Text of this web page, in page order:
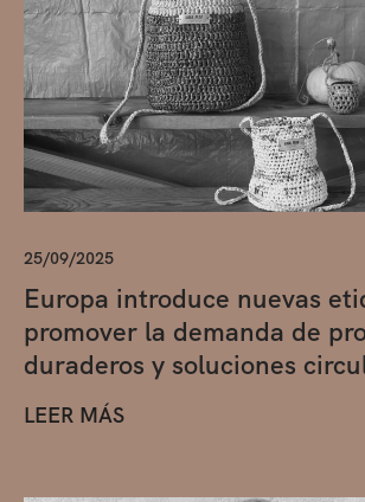
25/09/2025
Europa introduce nuevas
promover la demanda de
duraderos y soluciones
LEER MÁS